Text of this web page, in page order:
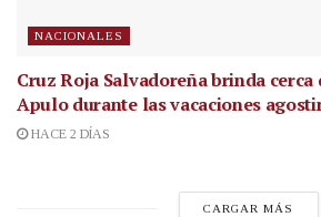
NACIONALES
Cruz Roja Salvadoreña brinda cerca
Apulo durante las vacaciones
HACE 2 DÍAS
CARGAR MÁS